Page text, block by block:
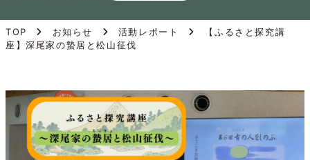
o
n
TOP お知らせ 活動レポート
【ふるさと探究講
座】深尾家の蟄居と松山征伐